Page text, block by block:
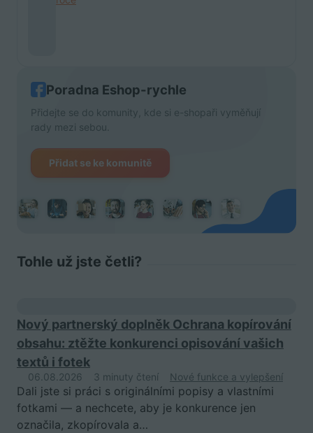
Poradna Eshop-rychle
Přidejte se do komunity, kde si e-shopaři vyměňují
rady mezi sebou.
Přidat se ke komunitě
Tohle už jste četli?
Nový partnerský doplněk Ochrana kopírování
obsahu: ztěžte konkurenci opisování vašich
textů i fotek
06.08.2026 3 minuty čtení Nové funkce a vylepšení
Dali jste si práci s originálními popisy a vlastními
fotkami — a nechcete, aby je konkurence jen
označila, zkopírovala a…